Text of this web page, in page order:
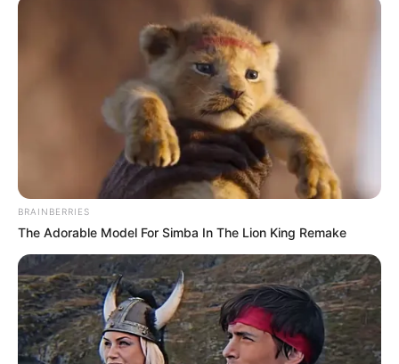
Nyomhatod a propagandát, de egyszer el kell
számolnod a lelkiismereteddel.
Szégyelld Magad!
BRAINBERRIES
The Adorable Model For Simba In The Lion King Remake